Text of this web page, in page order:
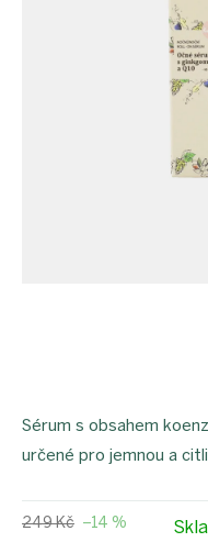
249 Kč –14 %
Sérum s obsahem
určené pro jemnou a